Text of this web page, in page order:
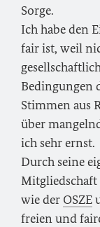
Sorge.
Ich habe den
fair ist, weil
Bedingungen
Stimmen aus
über
ich sehr ernst.
Durch seine
wie der OSZE
freien und